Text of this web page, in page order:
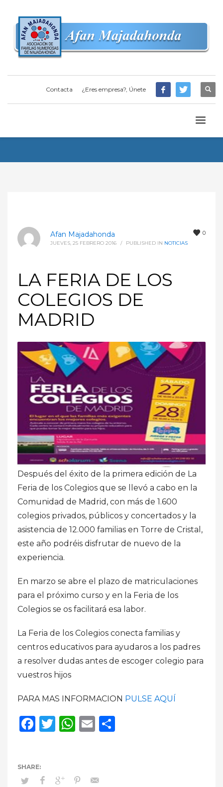
Contacta ¿Eres empresa?, Únete
0
Afan Majadahonda
JUEVES, 25 FEBRERO 2016 / PUBLISHED IN NOTICIAS
LA FERIA DE LOS
COLEGIOS DE
MADRID
Después del éxito de la primera edición de La
Feria de los Colegios que se llevó a cabo en la
Comunidad de Madrid, con más de 1.600
colegios privados, públicos y concertados y la
asistencia de 12.000 familias en Torre de Cristal,
este año podréis disfrutar de nuevo de la
experiencia.
En marzo se abre el plazo de matriculaciones
para el próximo curso y en la Feria de los
Colegios se os facilitará esa labor.
La Feria de los Colegios conecta familias y
centros educativos para ayudaros a los padres
a resolver dudas antes de escoger colegio para
vuestros hijos
PARA MAS INFORMACION PULSE AQUÍ
Facebook
Twitter
WhatsApp
Email